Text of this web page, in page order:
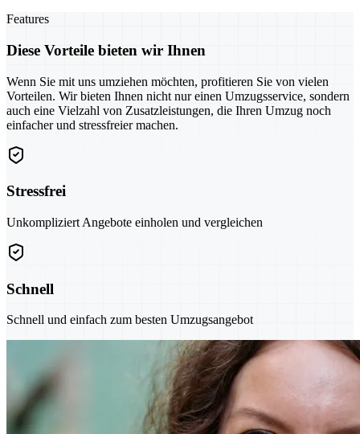
Features
Diese Vorteile bieten wir Ihnen
Wenn Sie mit uns umziehen möchten, profitieren Sie von vielen
Vorteilen. Wir bieten Ihnen nicht nur einen Umzugsservice, sondern
auch eine Vielzahl von Zusatzleistungen, die Ihren Umzug noch
einfacher und stressfreier machen.
Stressfrei
Unkompliziert Angebote einholen und vergleichen
Schnell
Schnell und einfach zum besten Umzugsangebot